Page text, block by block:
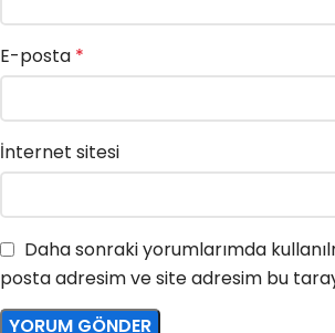
E-posta *
İnternet sitesi
Daha sonraki yorumlarımda
posta adresim ve site adresim bu